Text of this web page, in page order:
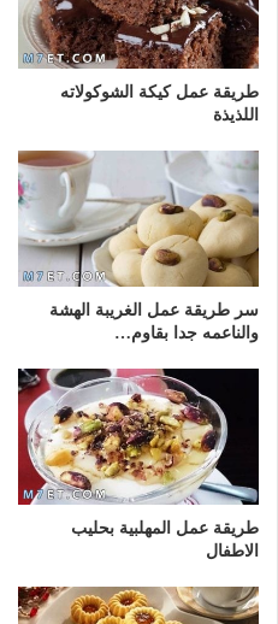
طريقة عمل كيكة الشوكولاته
اللذيذة
سر طريقة عمل الغريبة الهشة
والناعمه جدا بقاوم…
طريقة عمل المهلبية بحليب
الاطفال